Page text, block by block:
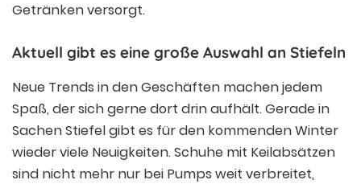
Getränken versorgt.
Aktuell gibt es eine große Auswahl an Stiefeln
Neue Trends in den Geschäften machen jedem
Spaß, der sich gerne dort drin aufhält. Gerade in
Sachen Stiefel gibt es für den kommenden Winter
wieder viele Neuigkeiten. Schuhe mit Keilabsätzen
sind nicht mehr nur bei Pumps weit verbreitet,